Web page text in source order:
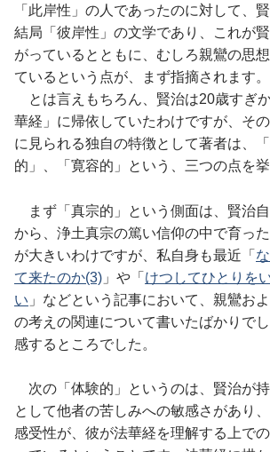
「此岸性」の人であったのに対して、
結局「彼岸性」の文学であり、これが
がっているとともに、むしろ親鸞の思
ているという点が、まず指摘されます。
とは言えもちろん、賢治は20歳すぎ
華経」に帰依していたわけですが、そ
に見られる独自の特徴として著者は、
的」、「寛容的」という、三つの点を挙
まず「真宗的」という側面は、賢治
から、浄土真宗の篤い信仰の中で育っ
が大きいわけですが、私自身も最近「
て来たのか(3) 」や「 けつしてひとりを
い 」などという記事において、親鸞お
の考えの関連について書いたばかりで
感するところでした。
次の「体験的」というのは、賢治が
として他者の苦しみへの敏感さがあり
感受性が、彼が法華経を理解する上で